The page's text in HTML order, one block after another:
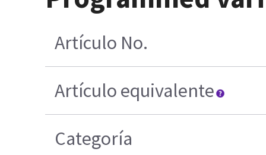
Artículo No.
Artículo equivalente
Categoría